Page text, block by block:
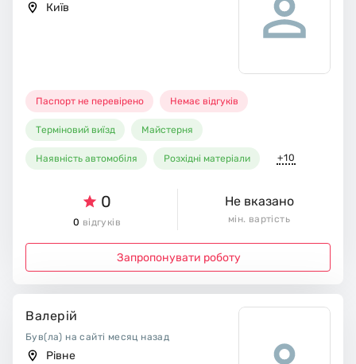
Київ
Паспорт не перевірено Немає відгуків
Терміновий виїзд Майстерня
Наявність автомобіля Розхідні матеріали +10
0
0 відгуків
Не вказано
мін. вартість
Запропонувати роботу
Валерій
Був(ла) на сайті месяц назад
Рівне